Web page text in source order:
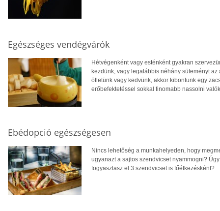
Egészséges vendégvárók
Hétvégenként vagy esténként gyakran
kezdünk, vagy legalábbis néhány süteményt
ötletünk vagy kedvünk, akkor kibontunk egy
erőbefektetéssel sokkal finomabb nassolni
Ebédopció egészségesen
Nincs lehetőség a munkahelyeden, hogy
ugyanazt a sajtos szendvicset nyammogni?
fogyasztasz el 3 szendvicset is főétkezésként?